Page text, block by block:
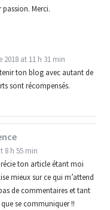
Merci.
2018 at 11 h 31 min
ton blog avec autant de
sont récompensés.
8 h 55 min
ton article étant moi
mieux sur ce qui m’attend
de commentaires et tant
se communiquer !!